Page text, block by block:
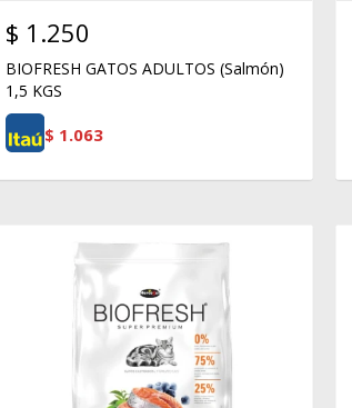
$ 1.250
BIOFRESH GATOS ADULTOS (Salmón)
1,5 KGS
$ 1.063